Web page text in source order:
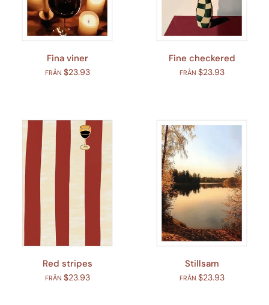
Fina viner
FRÅN $23.93
Fine checkered
FRÅN $23.93
Red stripes
FRÅN $23.93
Stillsam
FRÅN $23.93